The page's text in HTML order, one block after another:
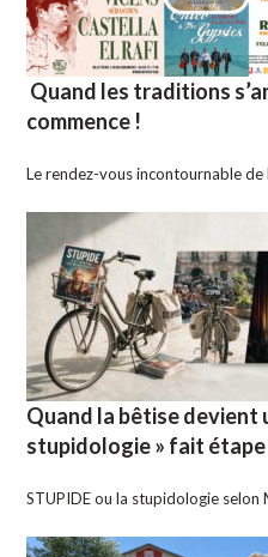
Quand les traditions
commence !
Le rendez-vous incontournable de
Quand la bêtise devient
stupidologie » fait étape
STUPIDE ou la stupidologie